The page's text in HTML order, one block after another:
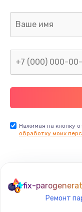
Нажимая на кнопку
обработку моих
fix-
Ремонт